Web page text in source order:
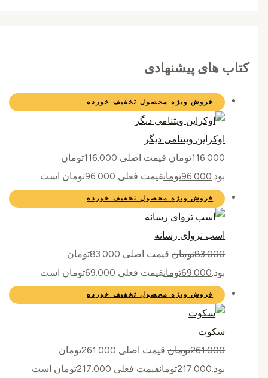
کتاب های پیشنهادی
فروش ویژه محصول تخفیف خورده
اوکراین ویتنامی دیگر
116.000تومان
قیمت اصلی 116.000تومان
96.000تومانقیمت فعلی 96.000تومان است.
فروش ویژه محصول تخفیف خورده
اسب تروای رسانه
83.000تومان
قیمت اصلی 83.000تومان
69.000تومانقیمت فعلی 69.000تومان است.
فروش ویژه محصول تخفیف خورده
سکوت
261.000تومان
قیمت اصلی 261.000تومان
217.000تومانقیمت فعلی 217.000تومان است.